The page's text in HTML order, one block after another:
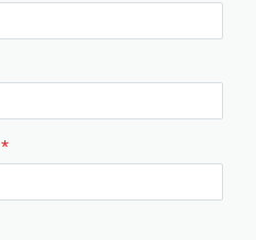
*